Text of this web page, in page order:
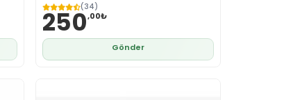
(34)
250,00₺
Gönder